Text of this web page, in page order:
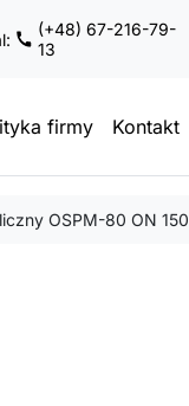
(+48) 67-216-79-
13
firmy Kontakt
OSPM-80 ON